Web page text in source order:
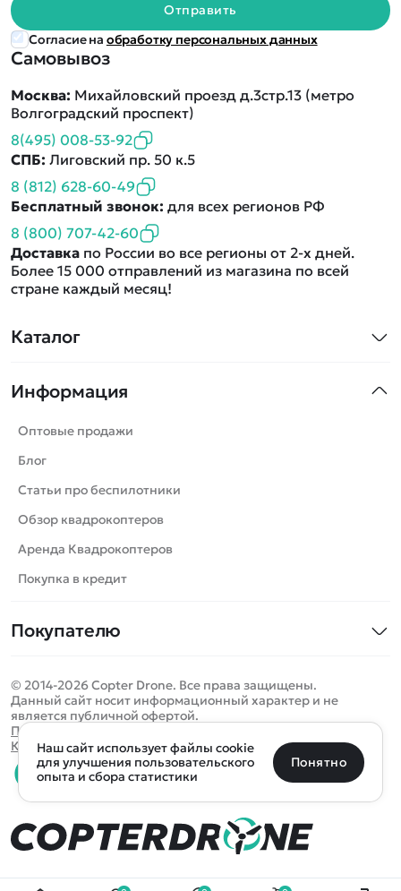
Каталог
Машинки
Танки
Вертолеты
Катера
Роботы
Самолеты
Сборные модели
Спецтехника
Игрушки
Запчасти для моделей
Бренды
Информация
Оптовые продажи
Блог
Статьи про беспилотники
Обзор квадрокоптеров
Аренда Квадрокоптеров
Покупка в кредит
Покупателю
Оплата и доставка
Помощь
Отследить заказ
Оплата на сайте
Самовывоз
Москва: Михайловский проезд д.3стр.13 (метро
Волгоградский проспект)
8(495) 008-53-92
СПБ: Лиговский пр. 50 к.5
8 (812) 628-60-49
Бесплатный звонок: для всех регионов РФ
8 (800) 707-42-60
Доставка по России во все регионы от 2-х дней.
Более 15 000 отправлений из магазина по всей
стране каждый месяц!
Отправить
Согласие на обработку персональных данных
© 2014-2026 Copter Drone. Все права защищены.
Данный сайт носит информационный характер и не
является публичной офертой.
Политика конфиденциальности
Карта сайта
0 товаров Очистить
0 ₽ В корзину
Определить местоположение
Санкт-Петербург Москва Майкоп Уфа
Все подборки
Ещё более 300 населённых пунктов
Наш сайт использует файлы cookie
для улучшения пользовательского
опыта и сбора статистики
Понятно